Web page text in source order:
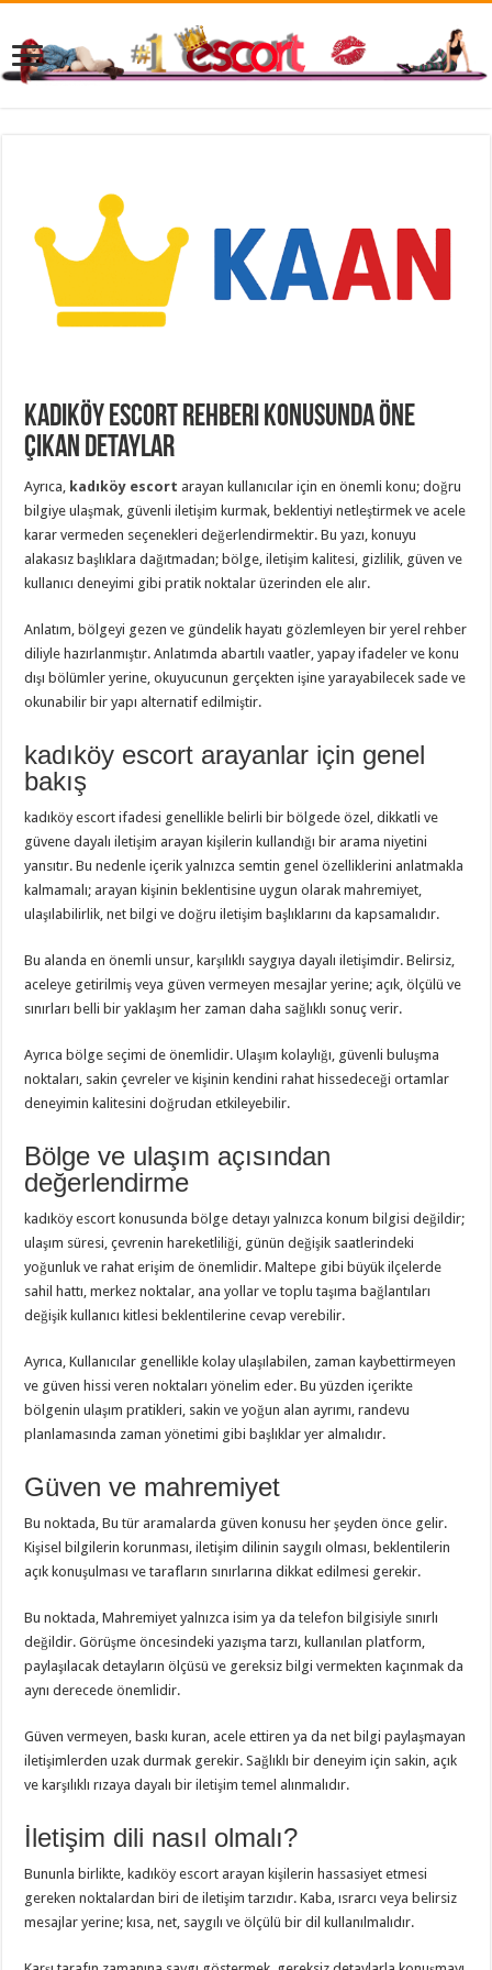
Kadıköy escort Rehberi Konusunda Öne
Çıkan Detaylar
Ayrıca, kadıköy escort arayan kullanıcılar için en önemli konu; doğru
bilgiye ulaşmak, güvenli iletişim kurmak, beklentiyi netleştirmek ve acele
karar vermeden seçenekleri değerlendirmektir. Bu yazı, konuyu
alakasız başlıklara dağıtmadan; bölge, iletişim kalitesi, gizlilik, güven ve
kullanıcı deneyimi gibi pratik noktalar üzerinden ele alır.
Anlatım, bölgeyi gezen ve gündelik hayatı gözlemleyen bir yerel rehber
diliyle hazırlanmıştır. Anlatımda abartılı vaatler, yapay ifadeler ve konu
dışı bölümler yerine, okuyucunun gerçekten işine yarayabilecek sade ve
okunabilir bir yapı alternatif edilmiştir.
kadıköy escort arayanlar için genel
bakış
kadıköy escort ifadesi genellikle belirli bir bölgede özel, dikkatli ve
güvene dayalı iletişim arayan kişilerin kullandığı bir arama niyetini
yansıtır. Bu nedenle içerik yalnızca semtin genel özelliklerini anlatmakla
kalmamalı; arayan kişinin beklentisine uygun olarak mahremiyet,
ulaşılabilirlik, net bilgi ve doğru iletişim başlıklarını da kapsamalıdır.
Bu alanda en önemli unsur, karşılıklı saygıya dayalı iletişimdir. Belirsiz,
aceleye getirilmiş veya güven vermeyen mesajlar yerine; açık, ölçülü ve
sınırları belli bir yaklaşım her zaman daha sağlıklı sonuç verir.
Ayrıca bölge seçimi de önemlidir. Ulaşım kolaylığı, güvenli buluşma
noktaları, sakin çevreler ve kişinin kendini rahat hissedeceği ortamlar
deneyimin kalitesini doğrudan etkileyebilir.
Bölge ve ulaşım açısından
değerlendirme
kadıköy escort konusunda bölge detayı yalnızca konum bilgisi değildir;
ulaşım süresi, çevrenin hareketliliği, günün değişik saatlerindeki
yoğunluk ve rahat erişim de önemlidir. Maltepe gibi büyük ilçelerde
sahil hattı, merkez noktalar, ana yollar ve toplu taşıma bağlantıları
değişik kullanıcı kitlesi beklentilerine cevap verebilir.
Ayrıca, Kullanıcılar genellikle kolay ulaşılabilen, zaman kaybettirmeyen
ve güven hissi veren noktaları yönelim eder. Bu yüzden içerikte
bölgenin ulaşım pratikleri, sakin ve yoğun alan ayrımı, randevu
planlamasında zaman yönetimi gibi başlıklar yer almalıdır.
Güven ve mahremiyet
Bu noktada, Bu tür aramalarda güven konusu her şeyden önce gelir.
Kişisel bilgilerin korunması, iletişim dilinin saygılı olması, beklentilerin
açık konuşulması ve tarafların sınırlarına dikkat edilmesi gerekir.
Bu noktada, Mahremiyet yalnızca isim ya da telefon bilgisiyle sınırlı
değildir. Görüşme öncesindeki yazışma tarzı, kullanılan platform,
paylaşılacak detayların ölçüsü ve gereksiz bilgi vermekten kaçınmak da
aynı derecede önemlidir.
Güven vermeyen, baskı kuran, acele ettiren ya da net bilgi paylaşmayan
iletişimlerden uzak durmak gerekir. Sağlıklı bir deneyim için sakin, açık
ve karşılıklı rızaya dayalı bir iletişim temel alınmalıdır.
İletişim dili nasıl olmalı?
Bununla birlikte, kadıköy escort arayan kişilerin hassasiyet etmesi
gereken noktalardan biri de iletişim tarzıdır. Kaba, ısrarcı veya belirsiz
mesajlar yerine; kısa, net, saygılı ve ölçülü bir dil kullanılmalıdır.